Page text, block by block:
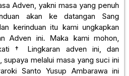
Adven, yakni masa yang penuh
akan ke datangan Sang
kerinduan itu kami ungkapkan
Adven ini. Maka kami mohon,
† Lingkaran adven ini, dan
supaya melalui masa yang suci ini
Santo Yusup Ambarawa ini